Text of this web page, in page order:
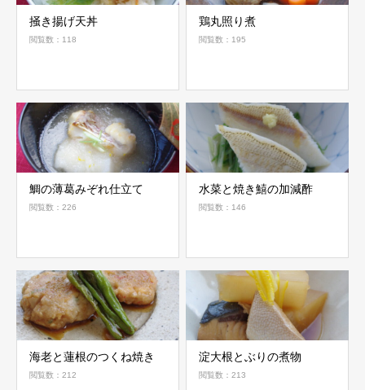
掻き揚げ天丼
閲覧数：118
鶏丸照り煮
閲覧数：195
鯛の薄葛みぞれ仕立て
閲覧数：226
水菜と焼き鱚の加減酢
閲覧数：146
海老と蓮根のつくね焼き
閲覧数：212
淀大根とぶりの煮物
閲覧数：213